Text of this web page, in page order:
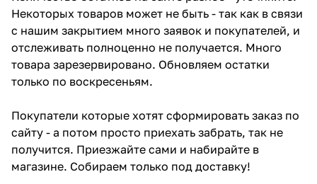
Некоторых товаров может не быть - так как в связи
с нашим закрытием много заявок и покупателей, и
отслеживать полноценно не получается. Много
товара зарезервировано. Обновляем остатки
только по воскресеньям.
Покупатели которые хотят сформировать заказ по
сайту - а потом просто приехать забрать, так не
получится. Приезжайте сами и набирайте в
магазине. Собираем только под доставку!